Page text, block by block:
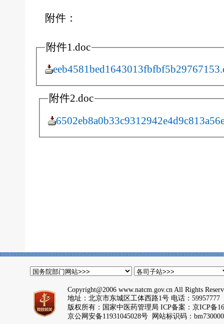
附件：
附件1.doc
附件2.doc
Copyright@2006 www.natcm.gov.cn All Rights
地址：北京市东城区工体西路1号 电话：59957777
版权所有：国家中医药管理局 ICP备案： 京ICP备
京公网安备11931045028号 网站标识码：